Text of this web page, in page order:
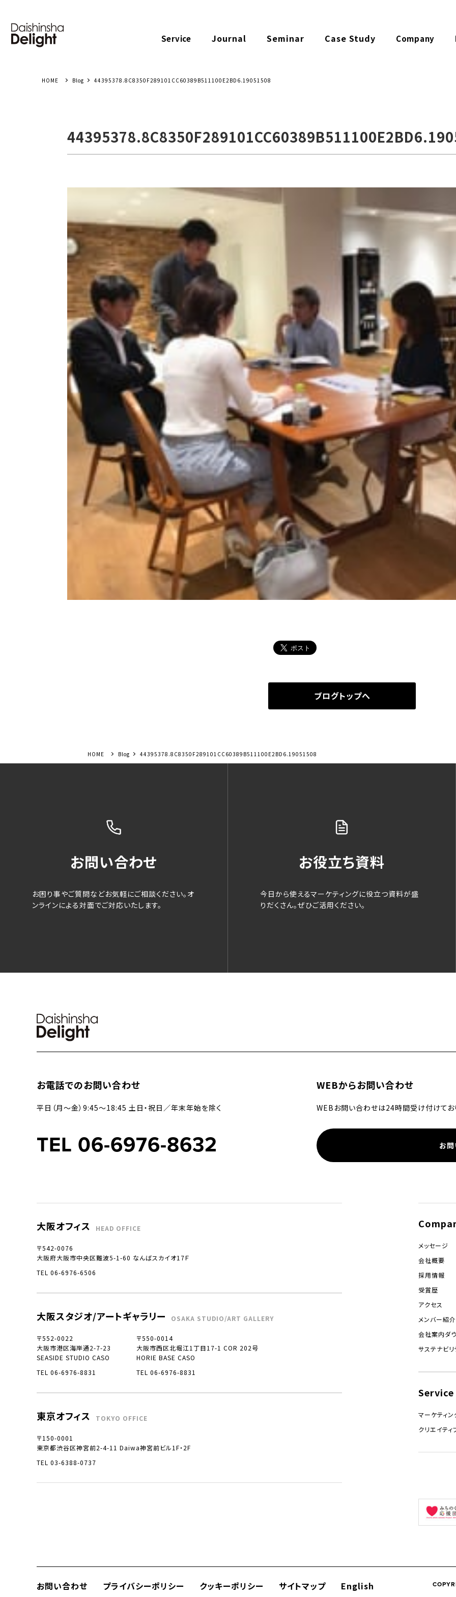
Service Journal Seminar Case Study Company
Blog 44395378.8C8350F289101CC60389B511100E2BD6.19051508
ブログトップへ
Blog 44395378.8C8350F289101CC60389B511100E2BD6.19051508
お問い合わせ
お困り事やご質問などお気軽にご相談ください。オ
ンラインによる対面でご対応いたします。
お役立ち資料
今日から使えるマーケティングに役立つ資料が盛
りだくさん。ぜひご活用ください。
お電話でのお問い合わせ
平日（月〜金）9:45〜18:45 土日・祝日／年末年始を除く
TEL 06-6976-8632
WEBからお問い合わせ
WEBお問い合わせは24時間受け付けてお
お
大阪オフィス HEAD OFFICE
〒542-0076
大阪府大阪市中央区難波5-1-60 なんばスカイオ17Ｆ
TEL 06-6976-6506
大阪スタジオ/アートギャラリー OSAKA STUDIO/ART GALLERY
〒552-0022
大阪市港区海岸通2-7-23
SEASIDE STUDIO CASO
TEL 06-6976-8831
〒550-0014
大阪市西区北堀江1丁目17-1 COR 202号
HORIE BASE CASO
TEL 06-6976-8831
東京オフィス TOKYO OFFICE
〒150-0001
東京都渋谷区神宮前2-4-11 Daiwa神宮前ビル1F・2F
TEL 03-6388-0737
メッセージ
会社概要
採用情報
受賞歴
アクセス
メンバー紹介
会社案内ダ
サステナビリ
Service
マーケティン
クリエイティ
お問い合わせ プライバシーポリシー クッキーポリシー サイトマップ English